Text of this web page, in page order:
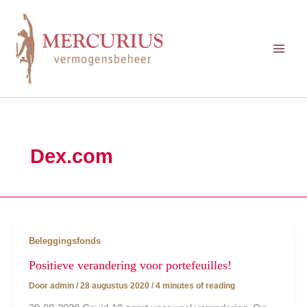
inhoud
Dex.com
Beleggingsfonds
Positieve verandering voor portefeuilles!
Door admin / 28 augustus 2020 / 4 minutes of reading